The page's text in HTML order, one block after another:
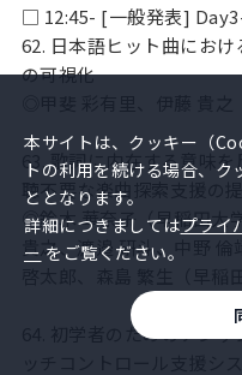
□ 12:45- [一般発表]
62. 日本語ヒット曲にお
の可視化
63. 歌詞に内在する意味
聴不要な楽曲探索支援の提
◎鈴木 華奈子（早稲田大
貴之、渡邉 研斗、中野 倫
64. 初学者のためのアン
本サイトは、クッキー（
トの利用を続ける場合、
ととなります。
詳細につきましてはプライ
ー をご覧ください。